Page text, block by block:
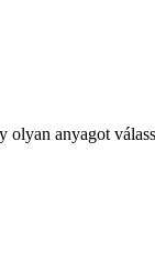
anyagot